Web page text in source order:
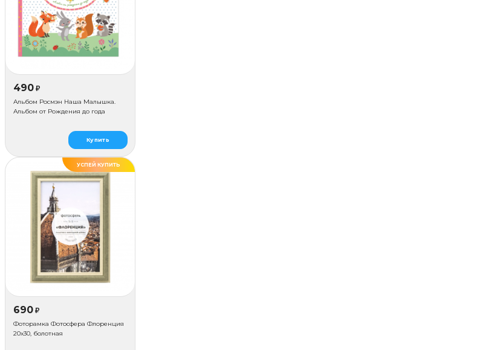
490 ₽
Альбом Росмэн Наша Малышка.
Альбом от Рождения до года
Купить
УСПЕЙ КУПИТЬ
ДЕЛАЕМ САМИ
690 ₽
Фоторамка Фотосфера Флоренция
20x30, болотная